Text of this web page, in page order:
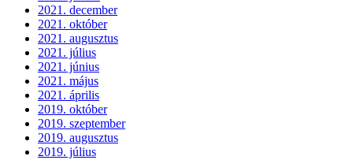
2021. december
2021. október
2021. augusztus
2021. július
2021. június
2021. május
2021. április
2019. október
2019. szeptember
2019. augusztus
2019. július